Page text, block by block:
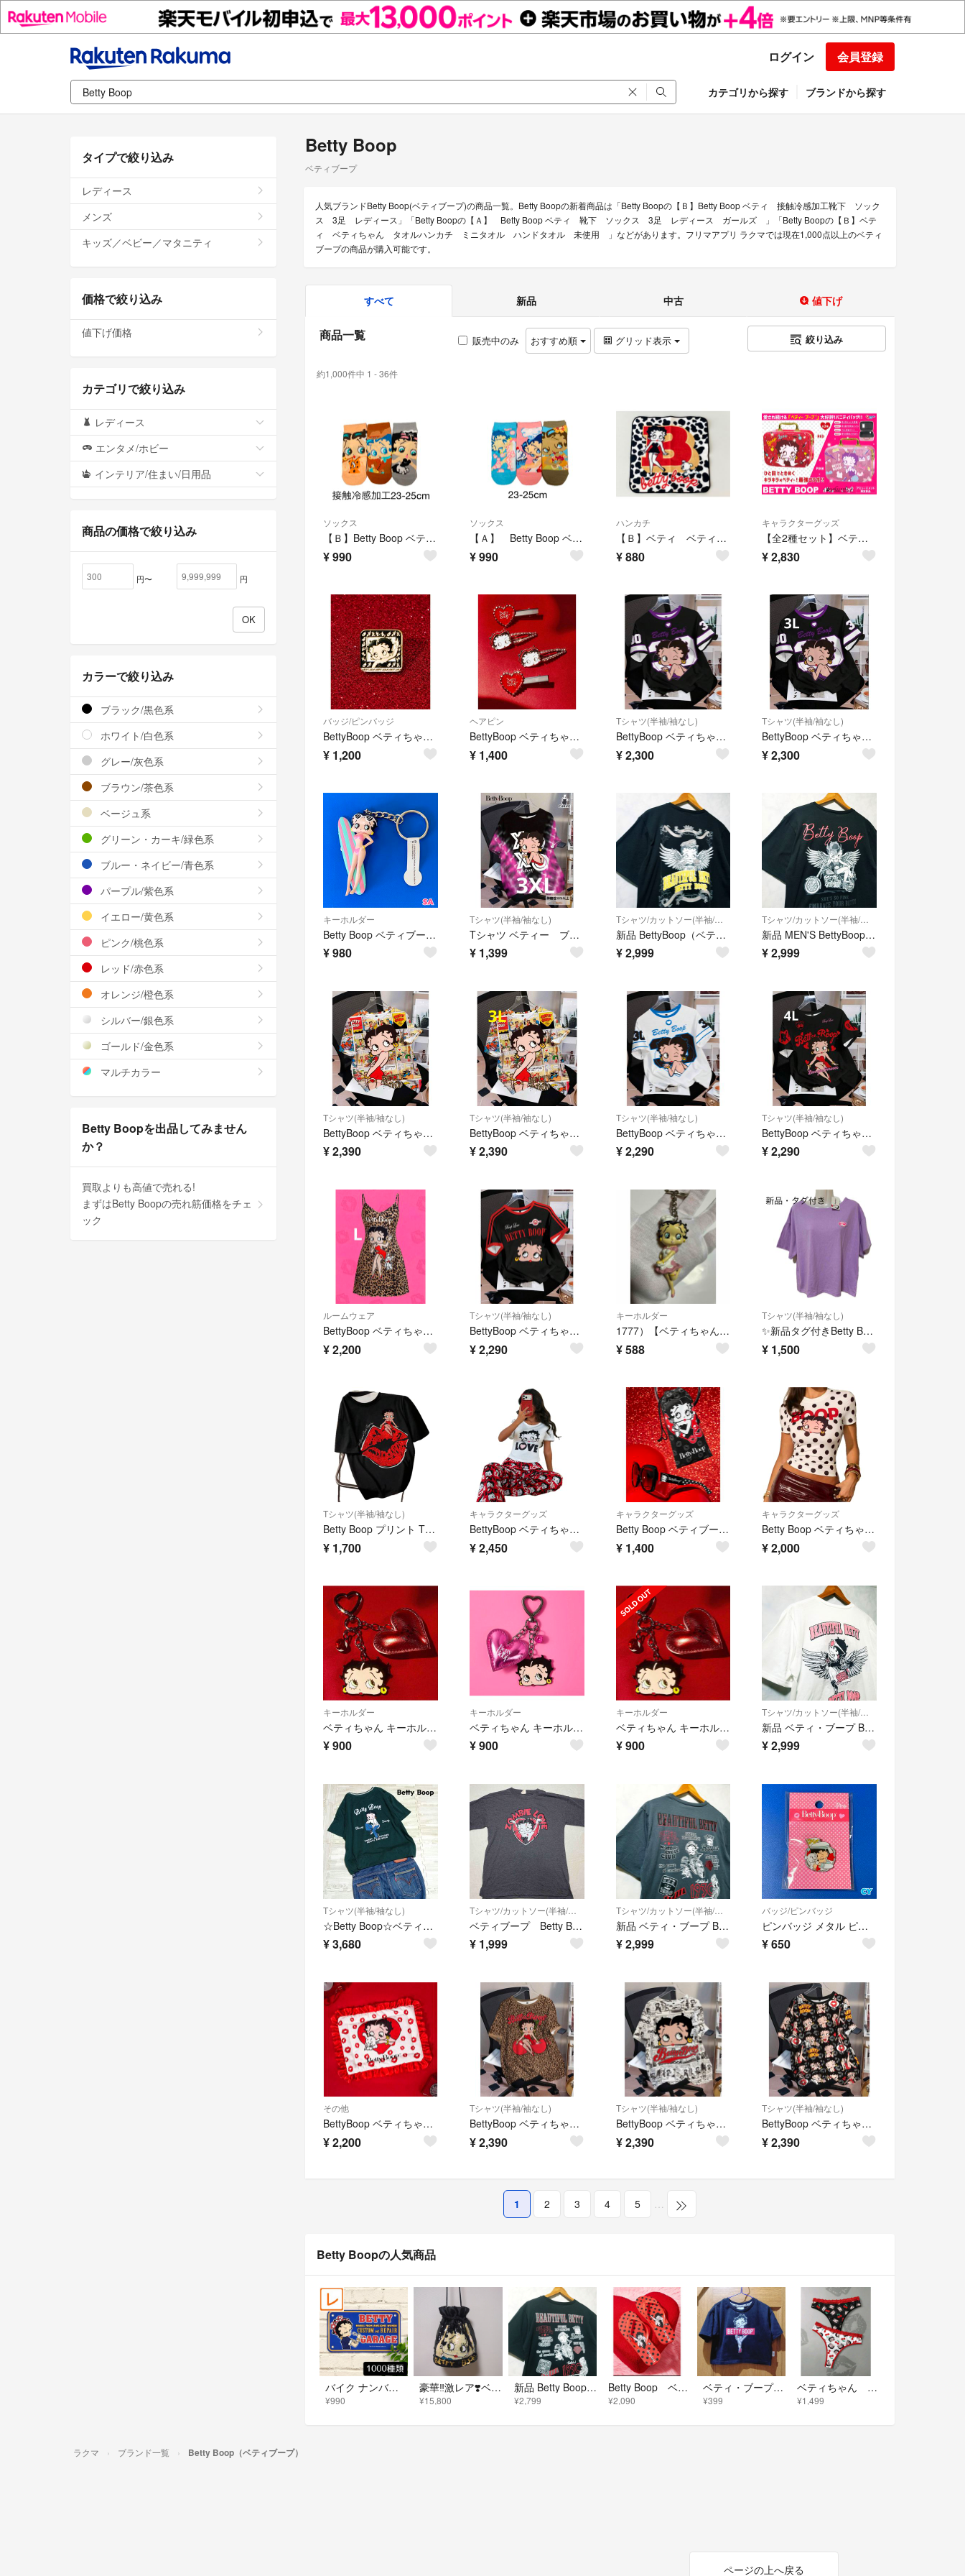
ログイン 会員登録
カテゴリから探す ブランドから探す
Betty Boop
ベティブープ
人気ブランドBetty Boop(ベティブープ)の商品一覧。Betty Boopの新着商品は「Betty Boopの【Ｂ】Betty Boop ベティ 接触冷感加工靴下 ソック
ス 3足 レディース」「Betty Boopの【Ａ】 Betty Boop ベティ 靴下 ソックス 3足 レディース ガールズ 」「Betty Boopの【Ｂ】ベテ
ィ ベティちゃん タオルハンカチ ミニタオル ハンドタオル 未使用 」などがあります。フリマアプリ ラクマでは現在1,000点以上のベティ
ブープの商品が購入可能です。
すべて 新品 中古 値下げ
商品一覧 販売中のみ おすすめ順 グリッド表示 絞り込み
約1,000件中 1 - 36件
ソックス
【Ｂ】Betty Boop ベティ 接触冷感加工靴下 ソックス 3足 レディース
¥990
ソックス
【Ａ】 Betty Boop ベティ 靴下 ソックス 3足 レディース ガールズ
¥990
ハンカチ
【Ｂ】ベティ ベティちゃん タオルハンカチ ミニタオル ハンドタオル 未使用
¥880
キャラクターグッズ
【全2種セット】ベティーブープ きらきらバニティバッグ Ver.6
¥2,830
バッジ/ピンバッジ
BettyBoop ベティちゃん ピンバッジ おしゃれ小物 レトロ ビンテージ
¥ 1,200
ヘアピン
BettyBoop ベティちゃん ヘアクリップ 前髪ピン ベティちゃんヘアピン
¥ 1,400
Tシャツ(半袖/袖なし)
BettyBoop ベティちゃん 半袖Tシャツ 黒×紫 Lサイズ 男女兼用デザイン
¥2,300
Tシャツ(半袖/袖なし)
BettyBoop ベティちゃん 半袖Tシャツ 黒×紫 ゆったりサイズ 3L 男女兼用デザイン
¥2,300
キーホルダー
Betty Boop ベティブープ 3D キーホルダー キーリング サーフ アメリカン雑貨 新品未使用 No.SA
¥980
Tシャツ(半袖/袖なし)
Tシャツ ベティー ブランド キャラクター 大きい 半袖シャツ 黒 ピンク
¥ 1,399
Tシャツ/カットソー(半袖/袖なし)
新品 BettyBoop（ベティブープ）Tシャツ 黒色
¥2,999
Tシャツ/カットソー(半袖/袖なし)
新品 MEN'S BettyBoop ベティブープ Tシャツ Lサイズ 黒色
¥2,999
Tシャツ(半袖/袖なし)
BettyBoop ベティちゃん 半袖Tシャツ カラフル コミック総柄 Lサイズ
¥2,390
Tシャツ(半袖/袖なし)
BettyBoop ベティちゃん 半袖Tシャツ コミック柄 カラフル ゆったりサイズ 3L
¥2,390
Tシャツ(半袖/袖なし)
BettyBoop ベティちゃん 半袖Tシャツ 白×水色 Lサイズ
¥2,290
Tシャツ(半袖/袖なし)
BettyBoop ベティちゃん 半袖Tシャツ 黒 ゆったりサイズ 袖プリント 男女兼用デザイン
¥2,290
ルームウェア
BettyBoop ベティちゃん ルームウェア ヒョウ柄 キャミワンピース 部屋着
¥2,200
Tシャツ(半袖/袖なし)
BettyBoop ベティちゃん 半袖Tシャツ 袖ライン 黒×赤 Lサイズ
¥2,290
キーホルダー
1777）【ベティちゃん】PVCキーホルダーWAITRESS（中古）
¥588
Tシャツ(半袖/袖なし)
✨新品タグ付きBetty Boop ベティちゃん バックプリントTシャツ L
¥ 1,500
Tシャツ(半袖/袖なし)
Betty Boop プリント Tシャツ 半袖 ブラック ベティちゃん
¥ 1,700
キャラクターグッズ
BettyBoop ベティちゃん ルームウェア 部屋着 セットアップ パジャマ
¥2,450
キャラクターグッズ
Betty Boop ベティブープ サングラス 巾着付き ブラック
¥ 1,400
キャラクターグッズ
Betty Boop ベティちゃん 半袖Tシャツ ドット柄 ホワイト
¥2,000
キーホルダー
ベティちゃん キーホルダー Betty Boop
¥900
キーホルダー
ベティちゃん キーホルダー Betty Boop
¥900
キーホルダー
ベティちゃん キーホルダー Betty Boop
¥900
Tシャツ/カットソー(半袖/袖なし)
新品 ベティ・ブープ Betty Boop メンズ Tシャツ Mサイズ 白色
¥2,999
Tシャツ(半袖/袖なし)
☆Betty Boop☆ベティちゃん・バックプリント・半袖Tシャツ(L)・モスグリーン
¥3,680
Tシャツ/カットソー(半袖/袖なし)
ベティブープ Betty Boop ZOMBIE LOVE Tシャツ Tシャツ 半袖 y2k フリーサイズ
¥ 1,999
Tシャツ/カットソー(半袖/袖なし)
新品 ベティ・ブープ Betty Boop メンズ Tシャツ L ダークグレー
¥2,999
バッジ/ピンバッジ
ピンバッジ メタル ピンズ Betty Boop ベティブープ COOL BREEZE アメリカン雑貨 新品未開封 No.CY
¥650
その他
BettyBoop ベティちゃん 座布団 ペットマット
¥2,200
Tシャツ(半袖/袖なし)
BettyBoop ベティちゃん 半袖Tシャツ ヒョウ柄 ゆったりサイズ 4L
¥2,390
Tシャツ(半袖/袖なし)
BettyBoop ベティちゃん 半袖Tシャツ コミック総柄 ゆったりサイズ 4L ユニセックス
¥2,390
Tシャツ(半袖/袖なし)
BettyBoop ベティちゃん 半袖Tシャツ グレー 総柄 ゆったりサイズ 4L
¥2,390
1 2 3 4 5 …
Betty Boopの人気商品
バイク ナンバープレート看板18】ベティーちゃん ガレージ★車庫グッズ壁飾り
¥990
豪華‼️激レア❣️ベティちゃん☆Betty Boop スパンコール 巾着バッグ大
¥15,800
新品 Betty Boop（ベティブープ）Tシャツ 春夏 Lサイズ 黒色
¥2,799
Betty Boop ベティちゃん ビーチサンダル
¥2,090
ベティ・ブープ Ｔシャツ サイズ110 (372)
¥399
ベティちゃん Tバック 2枚セット チェリー柄
¥1,499
タイプで絞り込み
レディース
メンズ
キッズ／ベビー／マタニティ
価格で絞り込み
値下げ価格
カテゴリで絞り込み
レディース
エンタメ/ホビー
インテリア/住まい/日用品
商品の価格で絞り込み
円〜 円
カラーで絞り込み
ブラック/黒色系
ホワイト/白色系
グレー/灰色系
ブラウン/茶色系
ベージュ系
グリーン・カーキ/緑色系
ブルー・ネイビー/青色系
パープル/紫色系
イエロー/黄色系
ピンク/桃色系
レッド/赤色系
オレンジ/橙色系
シルバー/銀色系
ゴールド/金色系
マルチカラー
Betty Boopを出品してみません
か？
買取よりも高値で売れる!
まずはBetty Boopの売れ筋価格をチェ
ック
ラクマ ブランド一覧 Betty Boop（ベティブープ）
ページの上へ戻る